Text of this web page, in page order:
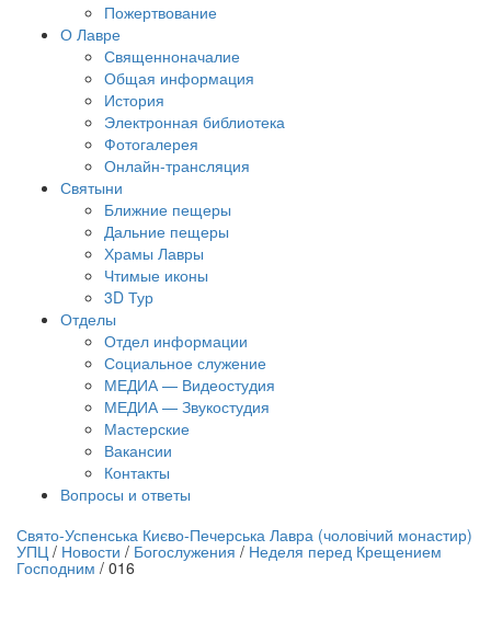
Пожертвование
О Лавре
Священноначалие
Общая информация
История
Электронная библиотека
Фотогалерея
Онлайн-трансляция
Святыни
Ближние пещеры
Дальние пещеры
Храмы Лавры
Чтимые иконы
3D Тур
Отделы
Отдел информации
Социальное служение
МЕДИА — Видеостудия
МЕДИА — Звукостудия
Мастерские
Вакансии
Контакты
Вопросы и ответы
трансляция | 12 сентября
трансляции
Свято-Успенська Києво-Печерська Лавра (чоловічий монастир)
УПЦ / Новости / Богослужения / Неделя перед Крещением
Господним / 016